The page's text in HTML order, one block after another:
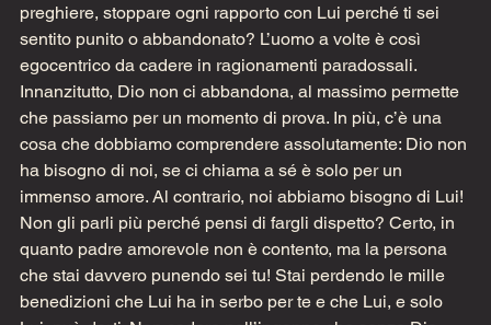
preghiere, stoppare ogni rapporto con Lui perché ti sei
sentito punito o abbandonato? L’uomo a volte è così
egocentrico da cadere in ragionamenti paradossali.
Innanzitutto, Dio non ci abbandona, al massimo permette
che passiamo per un momento di prova. In più, c’è una
cosa che dobbiamo comprendere assolutamente: Dio non
ha bisogno di noi, se ci chiama a sé è solo per un
immenso amore. Al contrario, noi abbiamo bisogno di Lui!
Non gli parli più perché pensi di fargli dispetto? Certo, in
quanto padre amorevole non è contento, ma la persona
che stai davvero punendo sei tu! Stai perdendo le mille
benedizioni che Lui ha in serbo per te e che Lui, e solo